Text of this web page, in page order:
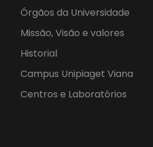
Órgãos da Universidade
Missão, Visão e valores
Historial
Campus Unipiaget Viana
Centros e Laboratórios